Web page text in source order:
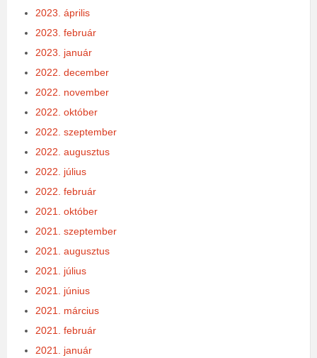
2023. április
2023. február
2023. január
2022. december
2022. november
2022. október
2022. szeptember
2022. augusztus
2022. július
2022. február
2021. október
2021. szeptember
2021. augusztus
2021. július
2021. június
2021. március
2021. február
2021. január